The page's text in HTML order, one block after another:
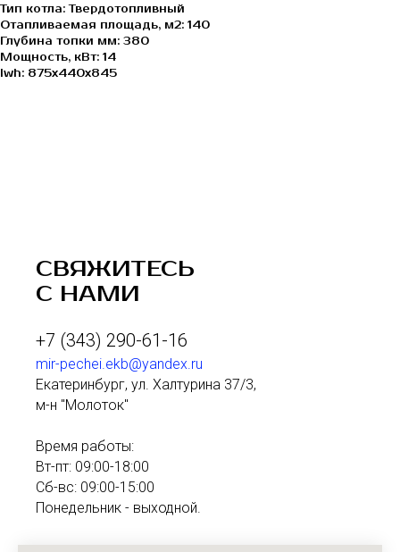
Тип котла: Твердотопливный
Отапливаемая площадь, м2: 140
Глубина топки мм: 380
Мощность, кВт: 14
lwh: 875x440x845
СВЯЖИТЕСЬ
С НАМИ
+7 (343) 290-61-16
mir-pechei.ekb@yandex.ru
Екатеринбург, ул. Халтурина 37/3,
м-н "Молоток"
Время работы:
Вт-пт: 09:00-18:00
Сб-вс: 09:00-15:00
Понедельник - выходной.